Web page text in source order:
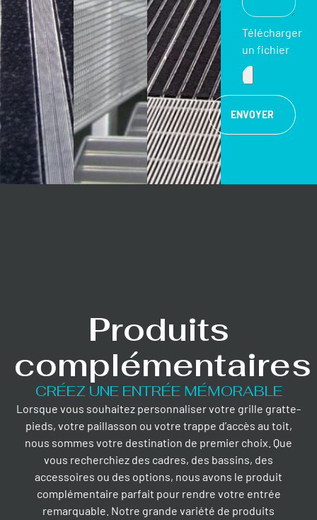
Télécharger
un fichier
ENVOYER
Produits
complémentaires
CRÉEZ UNE ENTRÉE MÉMORABLE
Lorsque vous souhaitez personnaliser votre grille gratte-
pieds, votre paillasson ou votre trappe d’accès au toit,
nous sommes votre destination de premier choix. Que
vous recherchiez des cadres, des bassins, des
accessoires ou des options, nous avons le produit
complémentaire parfait pour rendre votre entrée
remarquable. Notre grande variété de produits